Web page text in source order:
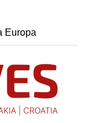
Europa